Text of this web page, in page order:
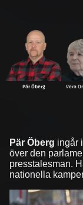
Pär Öberg Vera
Pär Öberg ingår
över den
presstalesman.
nationella